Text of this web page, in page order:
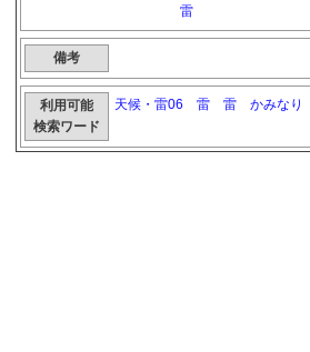
雷
備考
利用可能
検索ワード
天候・雷06 雷 雷 かみなり